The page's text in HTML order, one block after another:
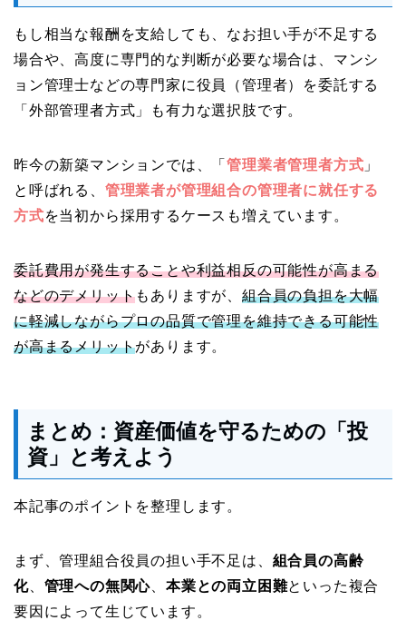
もし相当な報酬を支給しても、なお担い手が不足する
場合や、高度に専門的な判断が必要な場合は、マンシ
ョン管理士などの専門家に役員（管理者）を委託する
「外部管理者方式」も有力な選択肢です。
昨今の新築マンションでは、「管理業者管理者方式 」
と呼ばれる、 管理業者が管理組合の管理者に就任する
方式を当初から採用するケースも増えています。
委託費用が発生することや利益相反の可能性が高まる
などのデメリットもありますが、組合員の負担を大幅
に軽減しながらプロの品質で管理を維持できる可能性
が高まるメリットがあります。
まとめ：資産価値を守るための「投
資」と考えよう
本記事のポイントを整理します。
まず、管理組合役員の担い手不足は、 組合員の高齢
化、 管理への無関心 、本業との両立困難といった複合
要因によって生じています。